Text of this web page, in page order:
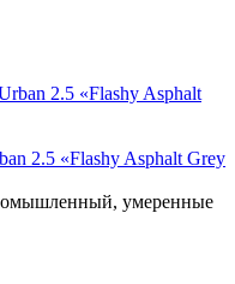
2.5 «Flashy Asphalt Grey
умеренные